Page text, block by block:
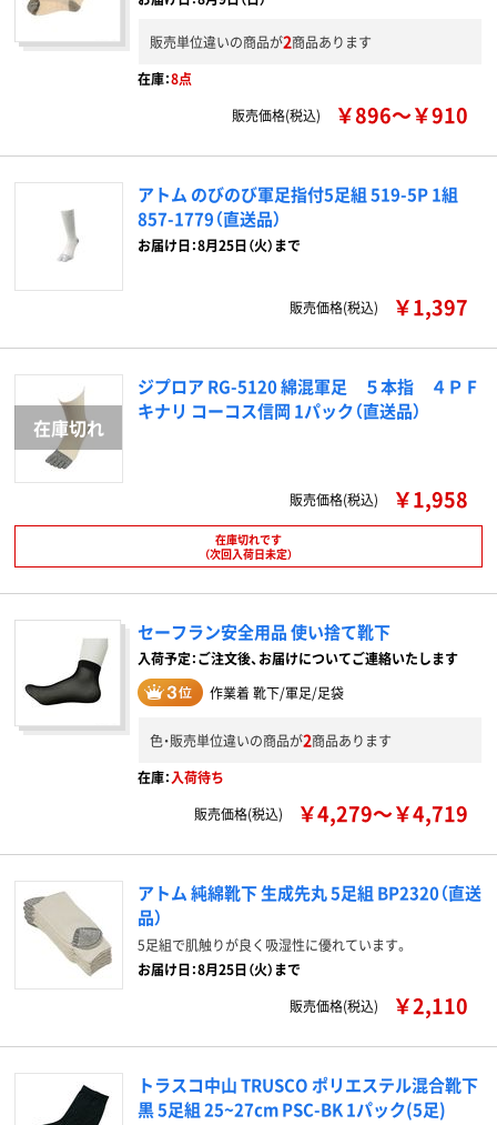
販売単位違いの商品が2商品あります
在庫：8点
販売価格(税込)
￥896～￥910
アトム のびのび軍足指付5足組 519-5P 1組
857-1779（直送品）
お届け日：8月25日（火）まで
販売価格(税込) ￥1,397
ジプロア RG-5120 綿混軍足 ５本指 ４Ｐ F
キナリ コーコス信岡 1パック（直送品）
販売価格(税込) ￥1,958
在庫切れです
（次回入荷日未定）
セーフラン安全用品 使い捨て靴下
入荷予定：ご注文後、お届けについてご連絡いたします
作業着 靴下/軍足/足袋
色・販売単位違いの商品が2商品あります
在庫：入荷待ち
販売価格(税込)
￥4,279～￥4,719
アトム 純綿靴下 生成先丸 5足組 BP2320（直送
品）
5足組で肌触りが良く吸湿性に優れています。
お届け日：8月25日（火）まで
販売価格(税込)
￥2,110
トラスコ中山 TRUSCO ポリエステル混合靴下
黒 5足組 25~27cm PSC-BK 1パック(5足)